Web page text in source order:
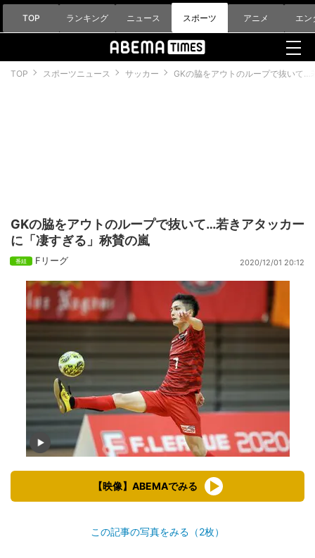
TOP ランキング ニュース スポーツ アニメ エン
TOP スポーツニュース サッカー GKの脇をアウトのループで抜いて…
GKの脇をアウトのループで抜いて…若きアタッカー
に「凄すぎる」称賛の嵐
Fリーグ 2020/12/01 20:12
【映像】ABEMAでみる
この記事の写真をみる（2枚）